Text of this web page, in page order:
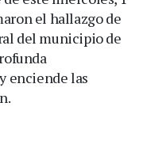
el hallazgo de
del municipio de
enciende las